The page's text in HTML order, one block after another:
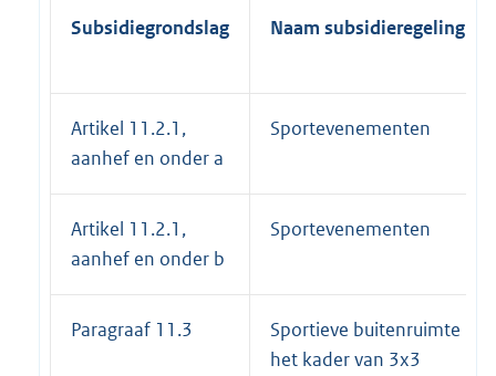
Subsidiegrondslag Naam subsidieregeling
Artikel 11.2.1,
aanhef en onder a
Sportevenementen
Artikel 11.2.1,
aanhef en onder b
Sportevenementen
Paragraaf 11.3
Sportieve buitenruimte in
het kader van 3x3